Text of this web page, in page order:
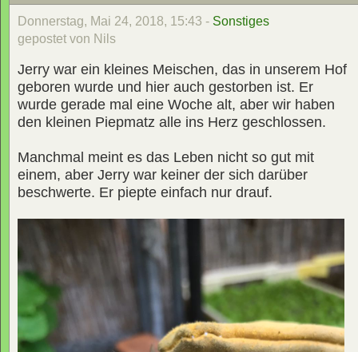
Donnerstag, Mai 24, 2018, 15:43 - Sonstiges
gepostet von Nils
Jerry war ein kleines Meischen, das in unserem Hof
geboren wurde und hier auch gestorben ist. Er
wurde gerade mal eine Woche alt, aber wir haben
den kleinen Piepmatz alle ins Herz geschlossen.
Manchmal meint es das Leben nicht so gut mit
einem, aber Jerry war keiner der sich darüber
beschwerte. Er piepte einfach nur drauf.